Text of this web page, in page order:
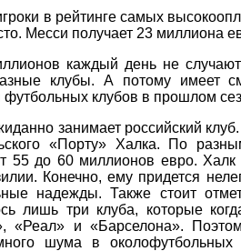
в рейтинге самых
Месси получает 23 миллиона
каждый день не
клубы. А потому имеет
футбольных клубов в прошлом
занимает российский
«Порту» Халка. По
55 до 60 миллионов евро. Халк
Конечно, ему придется
надежды. Также стоит
лишь три клуба, которые
«Реал» и «Барселона».
шума в околофутбольных